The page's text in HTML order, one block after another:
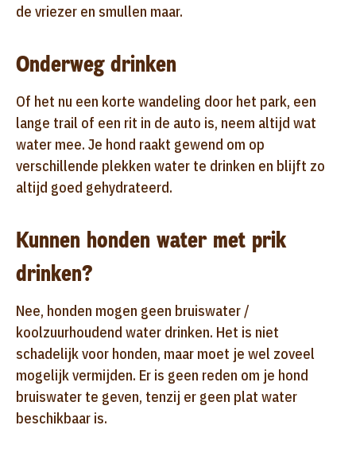
de vriezer en smullen maar.
Onderweg drinken
Of het nu een korte wandeling door het park, een
lange trail of een rit in de auto is, neem altijd wat
water mee. Je hond raakt gewend om op
verschillende plekken water te drinken en blijft zo
altijd goed gehydrateerd.
Kunnen honden water met prik
drinken?
Nee, honden mogen geen bruiswater /
koolzuurhoudend water drinken. Het is niet
schadelijk voor honden, maar moet je wel zoveel
mogelijk vermijden. Er is geen reden om je hond
bruiswater te geven, tenzij er geen plat water
beschikbaar is.